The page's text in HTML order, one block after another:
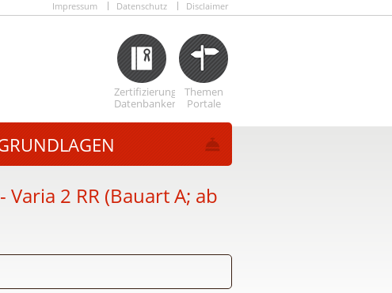
Impressum Datenschutz Disclaimer
Zertifizierungs
Datenbanken
Themen
Portale
2 RR (Bauart A; ab